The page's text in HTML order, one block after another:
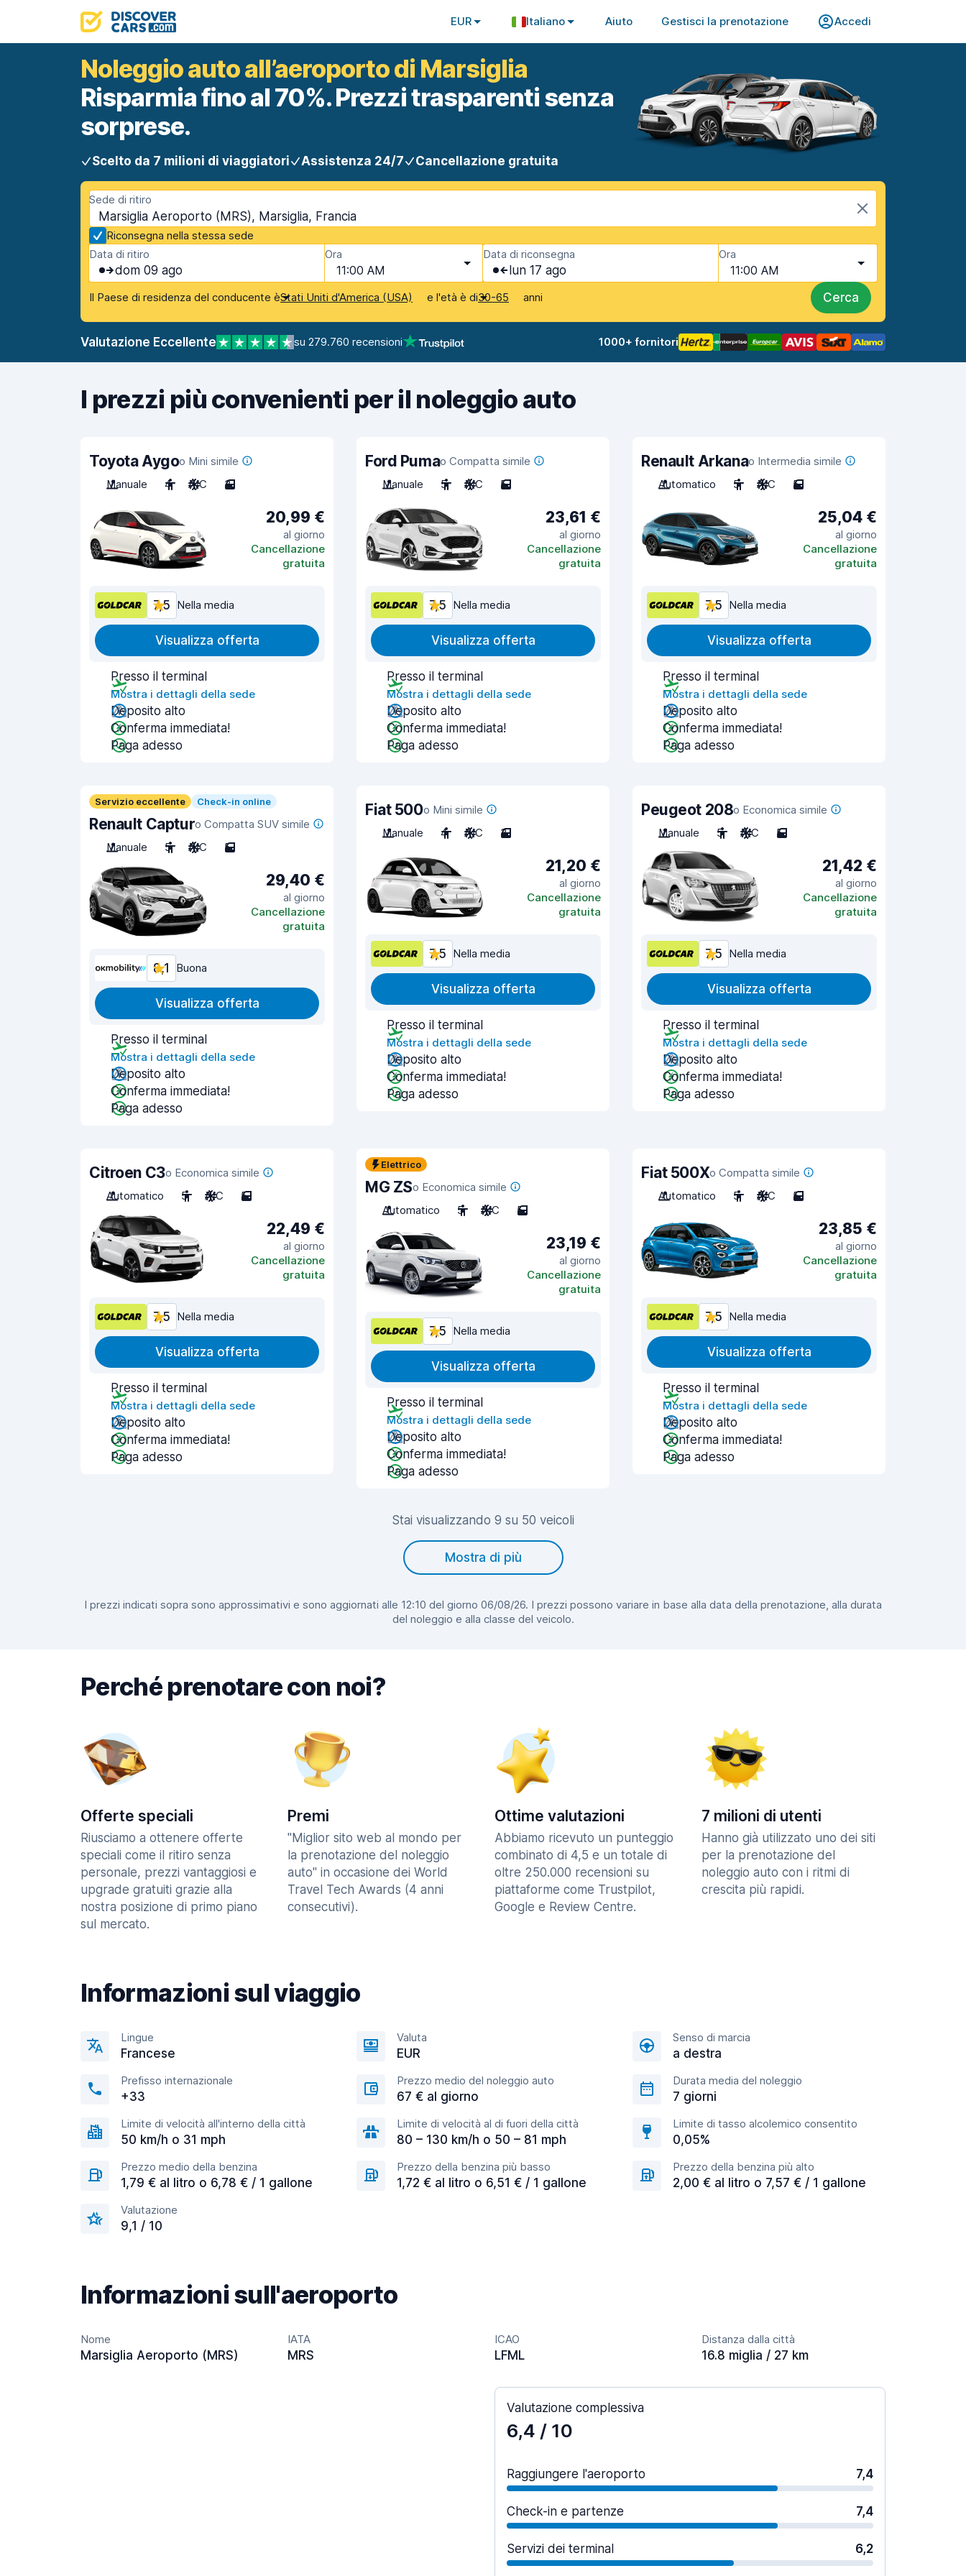
EUR Italiano Aiuto Gestisci la prenotazione Accedi
Noleggio auto all’aeroporto di Marsiglia
Risparmia fino al 70%. Prezzi trasparenti senza
sorprese.
Scelto da 7 milioni di viaggiatori Assistenza 24/7 Cancellazione gratuita
Sede di ritiro
Marsiglia Aeroporto (MRS), Marsiglia, Francia
Riconsegna nella stessa sede
Data di ritiro
dom 09 ago
Ora
11:00 AM
Data di riconsegna
lun 17 ago
Ora
11:00 AM
Il Paese di residenza del conducente èStati Uniti d'America (USA) e l'età è di30-65 anni Cerca
Valutazione Eccellente su 279.760 recensioni 1000+ fornitori
I prezzi più convenienti per il noleggio auto
Toyota Aygoo Mini simile
Manuale
4 A/C 3
20,99 €
al giorno
Cancellazione
gratuita
7,5 Nella media
Visualizza offerta
Presso il terminal
Mostra i dettagli della sede
Deposito alto
Conferma immediata!
Paga adesso
Ford Pumao Compatta simile
Manuale
5 A/C 5
23,61 €
al giorno
Cancellazione
gratuita
7,5 Nella media
Visualizza offerta
Presso il terminal
Mostra i dettagli della sede
Deposito alto
Conferma immediata!
Paga adesso
Renault Arkanao Intermedia simile
Automatico
5 A/C 5
25,04 €
al giorno
Cancellazione
gratuita
7,5 Nella media
Visualizza offerta
Presso il terminal
Mostra i dettagli della sede
Deposito alto
Conferma immediata!
Paga adesso
Servizio eccellente Check-in online
Renault Capturo Compatta SUV simile
Manuale
5 A/C 5
29,40 €
al giorno
Cancellazione
gratuita
8,1 Buona
Visualizza offerta
Presso il terminal
Mostra i dettagli della sede
Deposito alto
Conferma immediata!
Paga adesso
Fiat 500o Mini simile
Manuale
4 A/C 3
21,20 €
al giorno
Cancellazione
gratuita
7,5 Nella media
Visualizza offerta
Presso il terminal
Mostra i dettagli della sede
Deposito alto
Conferma immediata!
Paga adesso
Peugeot 208o Economica simile
Manuale
5 A/C 5
21,42 €
al giorno
Cancellazione
gratuita
7,5 Nella media
Visualizza offerta
Presso il terminal
Mostra i dettagli della sede
Deposito alto
Conferma immediata!
Paga adesso
Citroen C3o Economica simile
Automatico
5 A/C 5
22,49 €
al giorno
Cancellazione
gratuita
7,5 Nella media
Visualizza offerta
Presso il terminal
Mostra i dettagli della sede
Deposito alto
Conferma immediata!
Paga adesso
Elettrico
MG ZSo Economica simile
Automatico
5 A/C 5
23,19 €
al giorno
Cancellazione
gratuita
7,5 Nella media
Visualizza offerta
Presso il terminal
Mostra i dettagli della sede
Deposito alto
Conferma immediata!
Paga adesso
Fiat 500Xo Compatta simile
Automatico
5 A/C 5
23,85 €
al giorno
Cancellazione
gratuita
7,5 Nella media
Visualizza offerta
Presso il terminal
Mostra i dettagli della sede
Deposito alto
Conferma immediata!
Paga adesso
Stai visualizzando 9 su 50 veicoli
Mostra di più
I prezzi indicati sopra sono approssimativi e sono aggiornati alle 12:10 del giorno 06/08/26. I prezzi possono variare in base alla data della prenotazione, alla durata
del noleggio e alla classe del veicolo.
Perché prenotare con noi?
Offerte speciali
Riusciamo a ottenere offerte
speciali come il ritiro senza
personale, prezzi vantaggiosi e
upgrade gratuiti grazie alla
nostra posizione di primo piano
sul mercato.
Premi
"Miglior sito web al mondo per
la prenotazione del noleggio
auto" in occasione dei World
Travel Tech Awards (4 anni
consecutivi).
Ottime valutazioni
Abbiamo ricevuto un punteggio
combinato di 4,5 e un totale di
oltre 250.000 recensioni su
piattaforme come Trustpilot,
Google e Review Centre.
7 milioni di utenti
Hanno già utilizzato uno dei siti
per la prenotazione del
noleggio auto con i ritmi di
crescita più rapidi.
Informazioni sul viaggio
Lingue
Francese
Valuta
EUR
Senso di marcia
a destra
Prefisso internazionale
+33
Prezzo medio del noleggio auto
67 € al giorno
Durata media del noleggio
7 giorni
Limite di velocità all'interno della città
50 km/h o 31 mph
Limite di velocità al di fuori della città
80 – 130 km/h o 50 – 81 mph
Limite di tasso alcolemico consentito
0,05%
Prezzo medio della benzina
1,79 € al litro o 6,78 € / 1 gallone
Prezzo della benzina più basso
1,72 € al litro o 6,51 € / 1 gallone
Prezzo della benzina più alto
2,00 € al litro o 7,57 € / 1 gallone
Valutazione
9,1 / 10
Informazioni sull'aeroporto
Nome
Marsiglia Aeroporto (MRS)
IATA
MRS
ICAO
LFML
Distanza dalla città
16.8 miglia / 27 km
Valutazione complessiva
6,4 / 10
Raggiungere l'aeroporto 7,4
Check-in e partenze 7,4
Servizi dei terminal 6,2